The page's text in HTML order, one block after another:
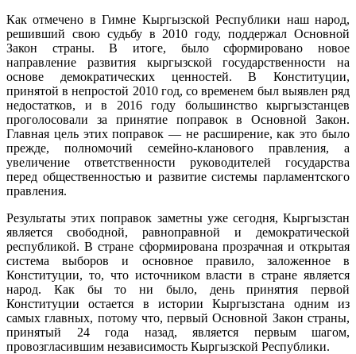
Как отмечено в Гимне Кыргызской Республики наш народ,
решивший свою судьбу в 2010 году, поддержал Основной
Закон страны. В итоге, было сформировано новое
направление развития кыргызской государственности на
основе демократических ценностей. В Конституции,
принятой в непростой 2010 год, со временем был выявлен ряд
недостатков, и в 2016 году большинство кыргызстанцев
проголосовали за принятие поправок в Основной Закон.
Главная цель этих поправок — не расширение, как это было
прежде, полномочий семейно-кланового правления, а
увеличение ответственности руководителей государства
перед общественностью и развитие системы парламентского
правления.
Результаты этих поправок заметны уже сегодня, Кыргызстан
является свободной, равноправной и демократической
республикой. В стране сформирована прозрачная и открытая
система выборов и основное правило, заложенное в
Конституции, то, что источником власти в стране является
народ. Как бы то ни было, день принятия первой
Конституции остается в истории Кыргызстана одним из
самых главных, потому что, первый Основной Закон страны,
принятый 24 года назад, является первым шагом,
провозгласившим независимость Кыргызской Республики.